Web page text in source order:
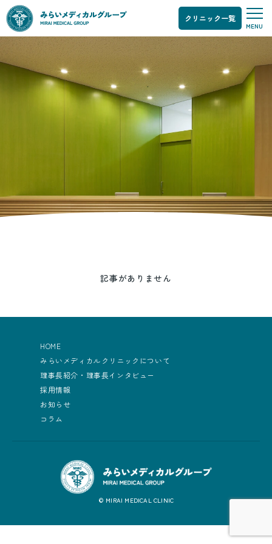
クリニック一覧
MENU
記事がありません
HOME
みらいメディカルクリニックについて
理事長紹介・理事長インタビュー
採用情報
お知らせ
コラム
© MIRAI MEDICAL CLINIC